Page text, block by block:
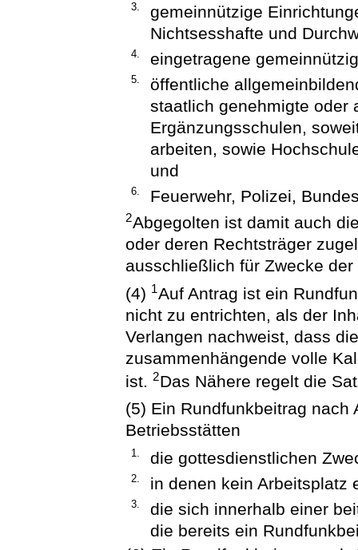
3.
gemeinnützige
Nichtsesshafte und
4. eingetragene
5.
öffentliche
staatlich genehmigte oder
Ergänzungsschulen,
arbeiten, sowie
und
6. Feuerwehr, Polizei,
2Abgegolten ist damit auch
oder deren Rechtsträger
ausschließlich für Zwecke
(4) 1Auf Antrag ist ein
nicht zu entrichten, als der
Verlangen nachweist, dass
zusammenhängende volle
ist.2Das Nähere regelt die
(5) Ein Rundfunkbeitrag
Betriebsstätten
1. die gottesdienstlichen
2. in denen kein Arbeitsplatz
3.
die sich innerhalb einer
die bereits ein